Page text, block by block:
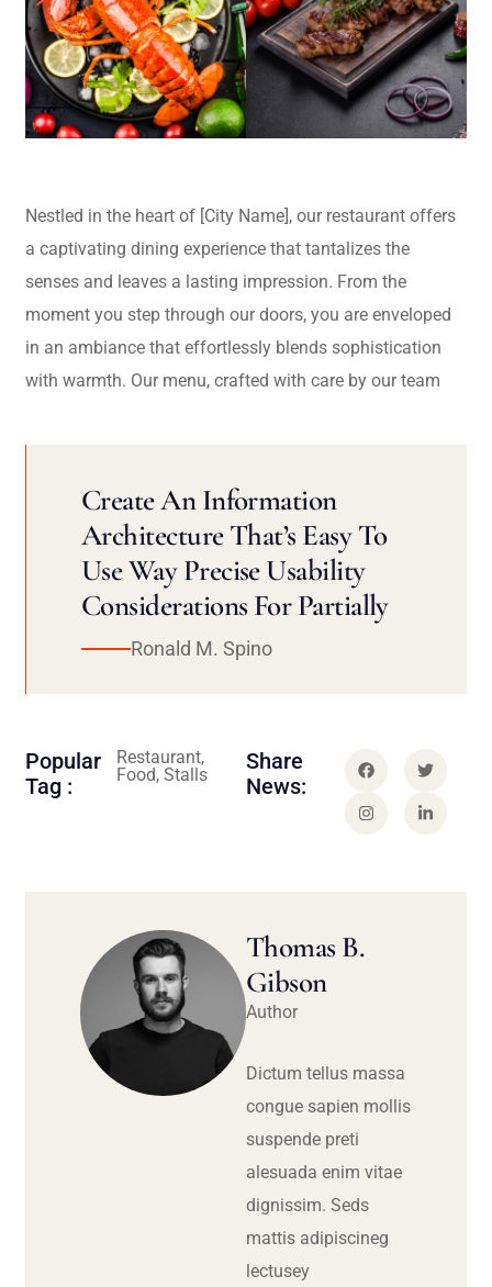
Nestled in the heart of [City Name], our restaurant offers
a captivating dining experience that tantalizes the
senses and leaves a lasting impression. From the
moment you step through our doors, you are enveloped
in an ambiance that effortlessly blends sophistication
with warmth. Our menu, crafted with care by our team
Create An Information
Architecture That’s Easy To
Use Way Precise Usability
Considerations For Partially
Ronald M. Spino
Popular
Tag :
Restaurant,
Food, Stalls
Share
News:
Thomas B.
Gibson
Author
Dictum tellus massa
congue sapien mollis
suspende preti
alesuada enim vitae
dignissim. Seds
mattis adipiscineg
lectusey